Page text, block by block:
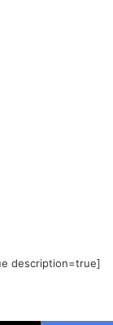
[formidable id=2 title=true description=true]